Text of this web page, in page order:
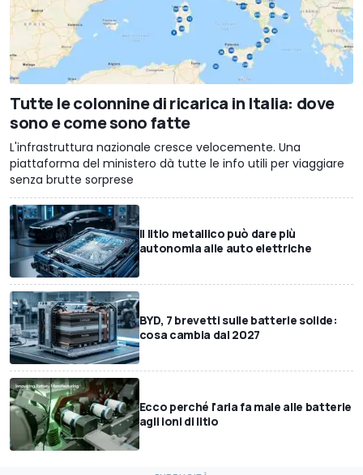
Tutte le colonnine di ricarica in Italia: dove
sono e come sono fatte
L'infrastruttura nazionale cresce velocemente. Una
piattaforma del ministero dà tutte le info utili per viaggiare
senza brutte sorprese
Il litio metallico può dare più
autonomia alle auto elettriche
BYD, 7 brevetti sulle batterie solide:
cosa cambia dal 2027
Ecco perché l'aria fa male alle batterie
agli ioni di litio